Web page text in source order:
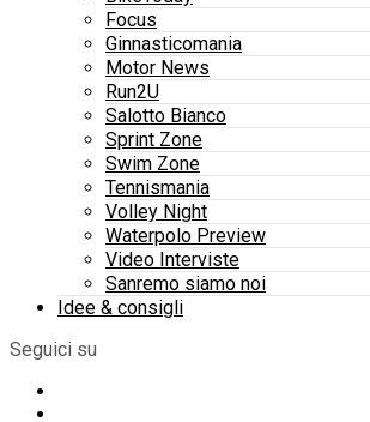
Focus
Ginnasticomania
Motor News
Run2U
Salotto Bianco
Sprint Zone
Swim Zone
Tennismania
Volley Night
Waterpolo Preview
Video Interviste
Sanremo siamo noi
Idee & consigli
Seguici su